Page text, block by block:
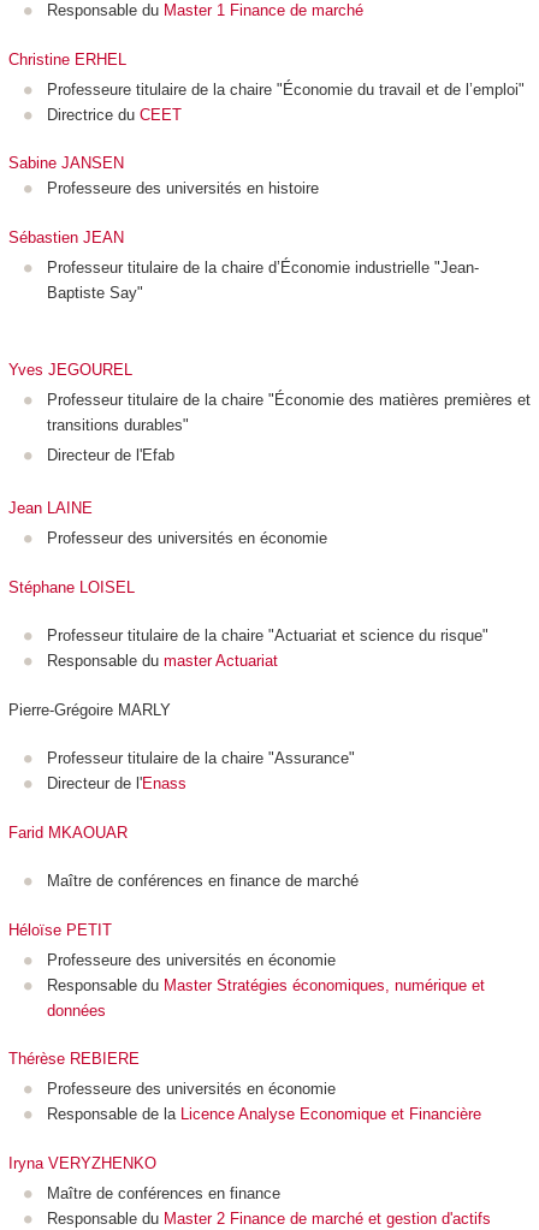
Responsable du Master 1 Finance de marché
Christine ERHEL
Professeure titulaire de la chaire "Économie du travail et de l’emploi"
Directrice du CEET
Sabine JANSEN
Professeure des universités en histoire
Sébastien JEAN
Professeur titulaire de la chaire d’Économie industrielle "Jean-
Baptiste Say"
Yves JEGOUREL
Professeur titulaire de la chaire "Économie des matières premières et
transitions durables"
Directeur de l'Efab
Jean LAINE
Professeur des universités en économie
Stéphane LOISEL
Professeur titulaire de la chaire "Actuariat et science du risque"
Responsable du master Actuariat
Pierre-Grégoire MARLY
Professeur titulaire de la chaire "Assurance"
Directeur de l'Enass
Farid MKAOUAR
Maître de conférences en finance de marché
Héloïse PETIT
Professeure des universités en économie
Responsable du Master Stratégies économiques, numérique et
données
Thérèse REBIERE
Professeure des universités en économie
Responsable de la Licence Analyse Economique et Financière
Iryna VERYZHENKO
Maître de conférences en finance
Responsable du Master 2 Finance de marché et gestion d'actifs